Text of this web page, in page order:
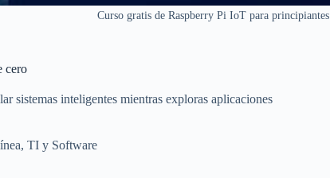
Curso gratis de Raspberry Pi IoT para principiantes
cero
sistemas inteligentes mientras exploras aplicaciones
, TI y Software